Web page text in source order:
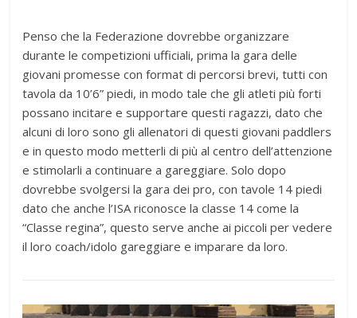
Penso che la Federazione dovrebbe organizzare
durante le competizioni ufficiali, prima la gara delle
giovani promesse con format di percorsi brevi, tutti con
tavola da 10’6” piedi, in modo tale che gli atleti più forti
possano incitare e supportare questi ragazzi, dato che
alcuni di loro sono gli allenatori di questi giovani paddlers
e in questo modo metterli di più al centro dell’attenzione
e stimolarli a continuare a gareggiare. Solo dopo
dovrebbe svolgersi la gara dei pro, con tavole 14 piedi
dato che anche l’ISA riconosce la classe 14 come la
“Classe regina”, questo serve anche ai piccoli per vedere
il loro coach/idolo gareggiare e imparare da loro.